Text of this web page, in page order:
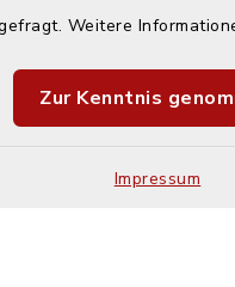
Weitere
Zur Kenntnis
Impressum